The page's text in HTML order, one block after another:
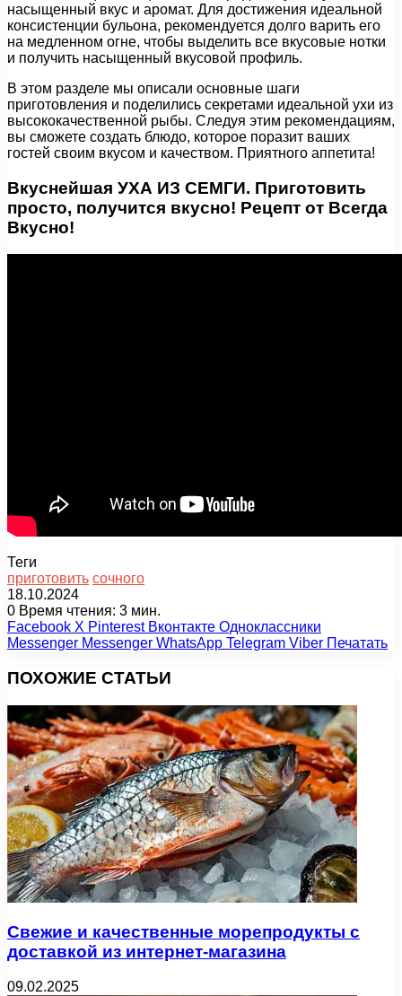
насыщенный вкус и аромат. Для достижения идеальной
консистенции бульона, рекомендуется долго варить его
на медленном огне, чтобы выделить все вкусовые нотки
и получить насыщенный вкусовой профиль.
В этом разделе мы описали основные шаги
приготовления и поделились секретами идеальной ухи из
высококачественной рыбы. Следуя этим рекомендациям,
вы сможете создать блюдо, которое поразит ваших
гостей своим вкусом и качеством. Приятного аппетита!
Вкуснейшая УХА ИЗ СЕМГИ. Приготовить
просто, получится вкусно! Рецепт от Всегда
Вкусно!
Теги
приготовить сочного
18.10.2024
0 Время чтения: 3 мин.
Facebook X Pinterest Вконтакте Одноклассники
Messenger Messenger WhatsApp Telegram Viber Печатать
ПОХОЖИЕ СТАТЬИ
Свежие и качественные морепродукты с
доставкой из интернет-магазина
09.02.2025